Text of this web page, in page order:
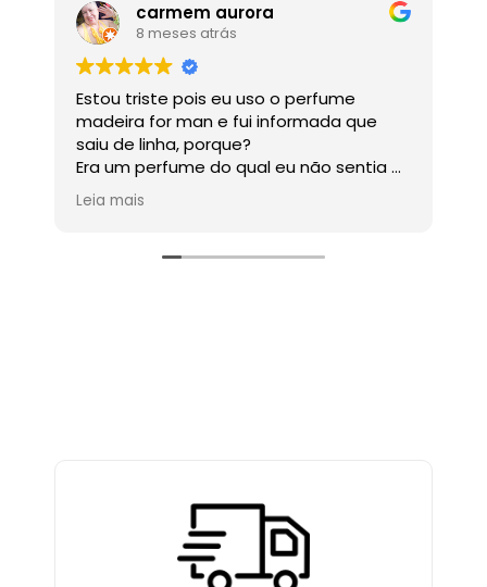
carmem aurora
8 meses atrás
Estou triste pois eu uso o perfume
madeira for man e fui informada que
saiu de linha, porque?
Era um perfume do qual eu não sentia o
cheiro , mas onde eu passava as
pessoas adoravam.
Leia mais